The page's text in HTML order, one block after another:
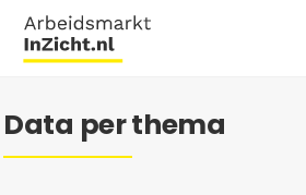
Data per thema